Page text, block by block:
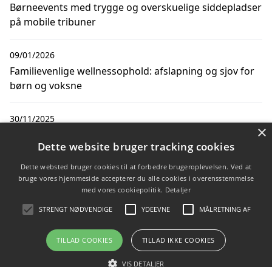
Børneevents med trygge og overskuelige siddepladser
på mobile tribuner
Familievenlige wellnessophold: afslapning og sjov for
børn og voksne
09/01/2026
30/11/2025
Sjove vandaktiviteter for børn med de bedste baby
28/11/2025
×
Dette website bruger tracking cookies
Dette websted bruger cookies til at forbedre brugeroplevelsen. Ved at
bruge vores hjemmeside accepterer du alle cookies i overensstemmelse
med vores cookiepolitik. Detaljer
STRENGT NØDVENDIGE YDEEVNE MÅLRETNING AF
TILLAD COOKIES TILLAD IKKE COOKIES
VIS DETALJER